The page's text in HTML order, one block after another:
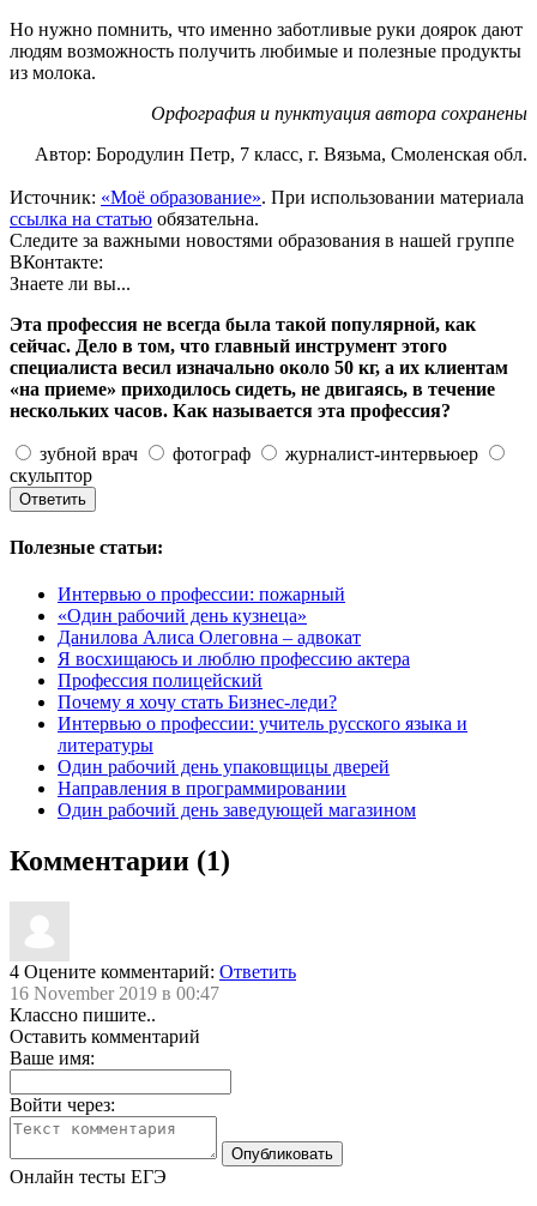
Но нужно помнить, что именно заботливые руки доярок дают
людям возможность получить любимые и полезные продукты
из молока.
Орфография и пунктуация автора сохранены
Автор: Бородулин Петр, 7 класс, г. Вязьма, Смоленская обл.
Источник: «Моё образование». При использовании материала
ссылка на статью обязательна.
Следите за важными новостями образования в нашей группе
ВКонтакте:
Знаете ли вы...
Эта профессия не всегда была такой популярной, как
сейчас. Дело в том, что главный инструмент этого
специалиста весил изначально около 50 кг, а их клиентам
«на приеме» приходилось сидеть, не двигаясь, в течение
нескольких часов. Как называется эта профессия?
зубной врач фотограф
журналист-интервьюер
скульптор
Полезные статьи:
Интервью о профессии: пожарный
«Один рабочий день кузнеца»
Данилова Алиса Олеговна – адвокат
Я восхищаюсь и люблю профессию актера
Профессия полицейский
Почему я хочу стать Бизнес-леди?
Интервью о профессии: учитель русского языка и
литературы
Один рабочий день упаковщицы дверей
Направления в программировании
Один рабочий день заведующей магазином
Комментарии (1)
4 Оцените комментарий: Ответить
16 November 2019 в 00:47
Классно пишите..
Оставить комментарий
Ваше имя:
Войти через:
Онлайн тесты ЕГЭ